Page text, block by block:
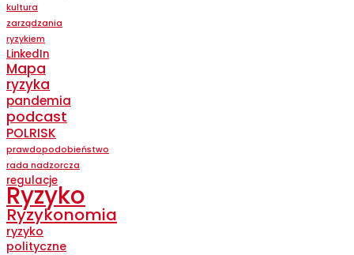
kultura
zarządzania
ryzykiem
LinkedIn
Mapa
ryzyka
pandemia
podcast
POLRISK
prawdopodobieństwo
rada nadzorcza
regulacje
Ryzyko
Ryzykonomia
ryzyko
polityczne